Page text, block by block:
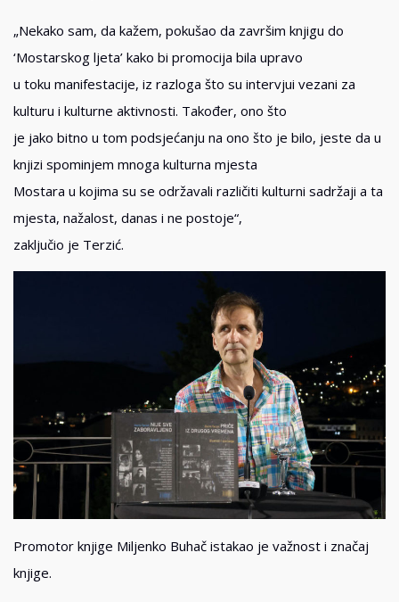
„Nekako sam, da kažem, pokušao da završim knjigu do
‘Mostarskog ljeta’ kako bi promocija bila upravo
u toku manifestacije, iz razloga što su intervjui vezani za
kulturu i kulturne aktivnosti. Također, ono što
je jako bitno u tom podsjećanju na ono što je bilo, jeste da u
knjizi spominjem mnoga kulturna mjesta
Mostara u kojima su se održavali različiti kulturni sadržaji a ta
mjesta, nažalost, danas i ne postoje“,
zaključio je Terzić.
Promotor knjige Miljenko Buhač istakao je važnost i značaj
knjige.